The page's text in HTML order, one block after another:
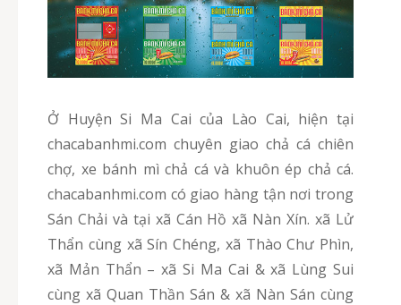
Ở Huyện Si Ma Cai của Lào Cai, hiện tại
chacabanhmi.com chuyên giao chả cá chiên
chợ, xe bánh mì chả cá và khuôn ép chả cá.
chacabanhmi.com có giao hàng tận nơi trong
Sán Chải và tại xã Cán Hồ xã Nàn Xín. xã Lử
Thẩn cùng xã Sín Chéng, xã Thào Chư Phìn,
xã Mản Thẩn – xã Si Ma Cai & xã Lùng Sui
cùng xã Quan Thần Sán & xã Nàn Sán cùng